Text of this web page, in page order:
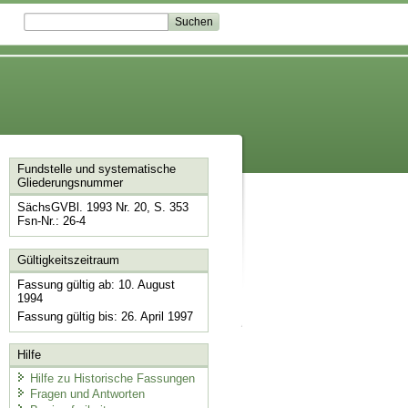
Fundstelle und systematische
Gliederungsnummer
SächsGVBl. 1993 Nr. 20, S. 353
Fsn-Nr.: 26-4
Gültigkeitszeitraum
Fassung gültig ab: 10. August
1994
Fassung gültig bis: 26. April 1997
Hilfe
Hilfe zu Historische Fassungen
Fragen und Antworten